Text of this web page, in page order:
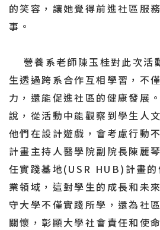
的笑容，讓她覺得前進社區服
事。
營養系老師陳玉桂對此次活
生透過跨系合作互相學習，不
力，還能促進社區的健康發展
說，從活動中能觀察到學生人
他們在設計遊戲，會考慮行動
計畫主持人醫學院副院長陳麗
任實踐基地(USR HUB)計畫的
業領域，這對學生的成長和未
守大學不僅實踐所學，還為社
關懷，彰顯大學社會責任和使